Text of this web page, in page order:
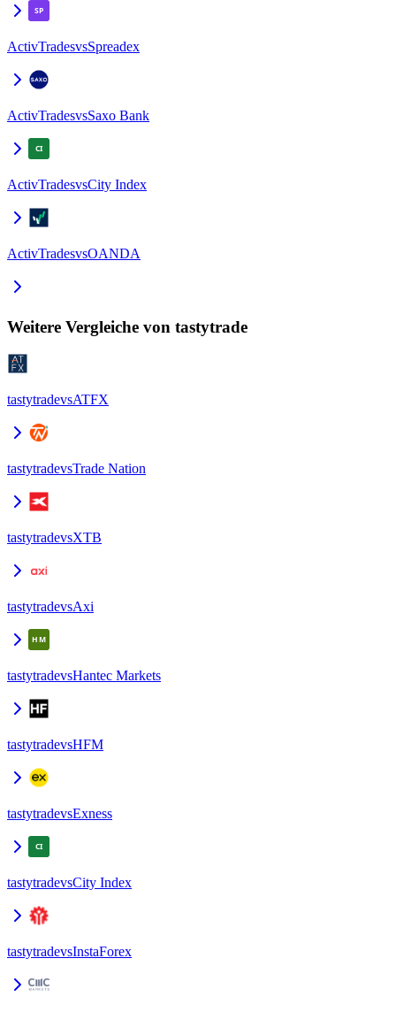
ActivTradesvsSpreadex
ActivTradesvsSaxo Bank
ActivTradesvsCity Index
ActivTradesvsOANDA
Weitere Vergleiche von tastytrade
tastytradevsATFX
tastytradevsTrade Nation
tastytradevsXTB
tastytradevsAxi
tastytradevsHantec Markets
tastytradevsHFM
tastytradevsExness
tastytradevsCity Index
tastytradevsInstaForex